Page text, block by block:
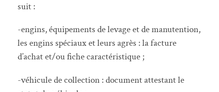
suit :
-engins, équipements de levage et de manutention,
les engins spéciaux et leurs agrès : la facture
d’achat et/ou fiche caractéristique ;
-véhicule de collection : document attestant le